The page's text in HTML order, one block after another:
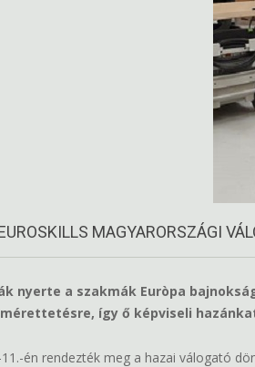
MAGYARORSZÁGI
nyerte a szakmák Euròpa
így ő képviseli hazánkat
én rendezték meg a hazai válogató